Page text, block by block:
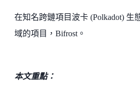
在知名跨鏈項目波卡 (Polkadot) 生
域的項目，Bifrost。
本文重點：